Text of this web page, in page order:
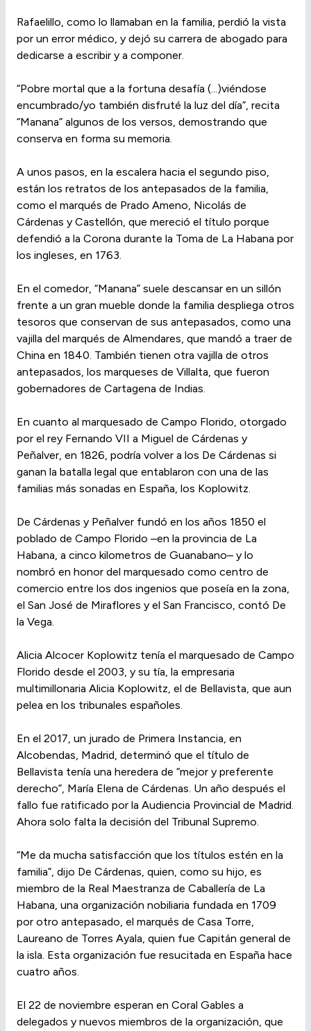
Rafaelillo, como lo llamaban en la familia, perdió la vista
por un error médico, y dejó su carrera de abogado para
dedicarse a escribir y a componer.
“Pobre mortal que a la fortuna desafía (...)viéndose
encumbrado/yo también disfruté la luz del día”, recita
“Manana” algunos de los versos, demostrando que
conserva en forma su memoria.
A unos pasos, en la escalera hacia el segundo piso,
están los retratos de los antepasados de la familia,
como el marqués de Prado Ameno, Nicolás de
Cárdenas y Castellón, que mereció el título porque
defendió a la Corona durante la Toma de La Habana por
los ingleses, en 1763.
En el comedor, “Manana” suele descansar en un sillón
frente a un gran mueble donde la familia despliega otros
tesoros que conservan de sus antepasados, como una
vajilla del marqués de Almendares, que mandó a traer de
China en 1840. También tienen otra vajilla de otros
antepasados, los marqueses de Villalta, que fueron
gobernadores de Cartagena de Indias.
En cuanto al marquesado de Campo Florido, otorgado
por el rey Fernando VII a Miguel de Cárdenas y
Peñalver, en 1826, podría volver a los De Cárdenas si
ganan la batalla legal que entablaron con una de las
familias más sonadas en España, los Koplowitz.
De Cárdenas y Peñalver fundó en los años 1850 el
poblado de Campo Florido –en la provincia de La
Habana, a cinco kilometros de Guanabano– y lo
nombró en honor del marquesado como centro de
comercio entre los dos ingenios que poseía en la zona,
el San José de Miraflores y el San Francisco, contó De
la Vega.
Alicia Alcocer Koplowitz tenía el marquesado de Campo
Florido desde el 2003, y su tía, la empresaria
multimillonaria Alicia Koplowitz, el de Bellavista, que aun
pelea en los tribunales españoles.
En el 2017, un jurado de Primera Instancia, en
Alcobendas, Madrid, determinó que el título de
Bellavista tenía una heredera de “mejor y preferente
derecho”, María Elena de Cárdenas. Un año después el
fallo fue ratificado por la Audiencia Provincial de Madrid.
Ahora solo falta la decisión del Tribunal Supremo.
“Me da mucha satisfacción que los títulos estén en la
familia”, dijo De Cárdenas, quien, como su hijo, es
miembro de la Real Maestranza de Caballería de La
Habana, una organización nobiliaria fundada en 1709
por otro antepasado, el marqués de Casa Torre,
Laureano de Torres Ayala, quien fue Capitán general de
la isla. Esta organización fue resucitada en España hace
cuatro años.
El 22 de noviembre esperan en Coral Gables a
delegados y nuevos miembros de la organización, que